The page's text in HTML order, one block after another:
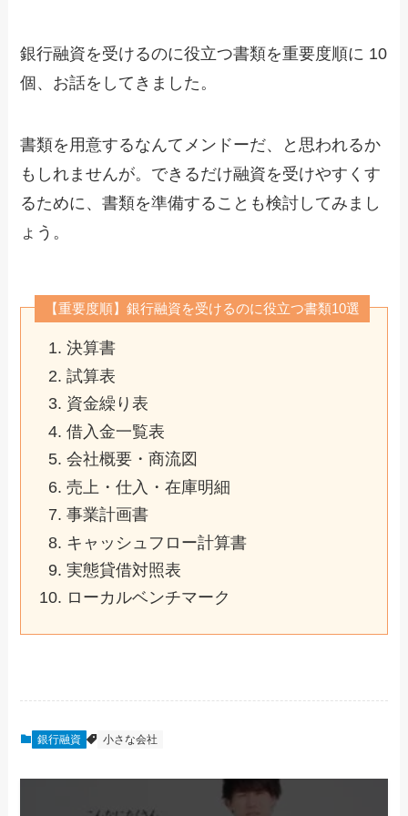
銀行融資を受けるのに役立つ書類を重要度順に 10
個、お話をしてきました。
書類を用意するなんてメンドーだ、と思われるか
もしれませんが。できるだけ融資を受けやすくす
るために、書類を準備することも検討してみまし
ょう。
【重要度順】銀行融資を受けるのに役立つ書類10選
決算書
試算表
資金繰り表
借入金一覧表
会社概要・商流図
売上・仕入・在庫明細
事業計画書
キャッシュフロー計算書
実態貸借対照表
ローカルベンチマーク
銀行融資 小さな会社